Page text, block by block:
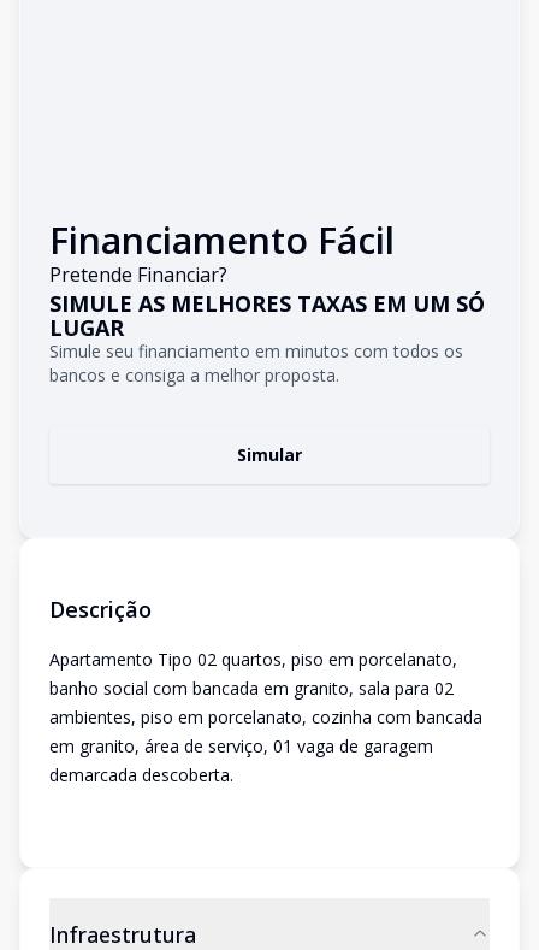
Financiamento Fácil
Pretende Financiar?
SIMULE AS MELHORES TAXAS EM UM SÓ
LUGAR
Simule seu financiamento em minutos com todos os
bancos e consiga a melhor proposta.
Simular
Descrição
Apartamento Tipo 02 quartos, piso em porcelanato,
banho social com bancada em granito, sala para 02
ambientes, piso em porcelanato, cozinha com bancada
em granito, área de serviço, 01 vaga de garagem
demarcada descoberta.
Infraestrutura